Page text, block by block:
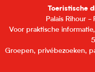
Toeristische
Palais Rihour
Voor praktische
Groepen, privébezoeken,